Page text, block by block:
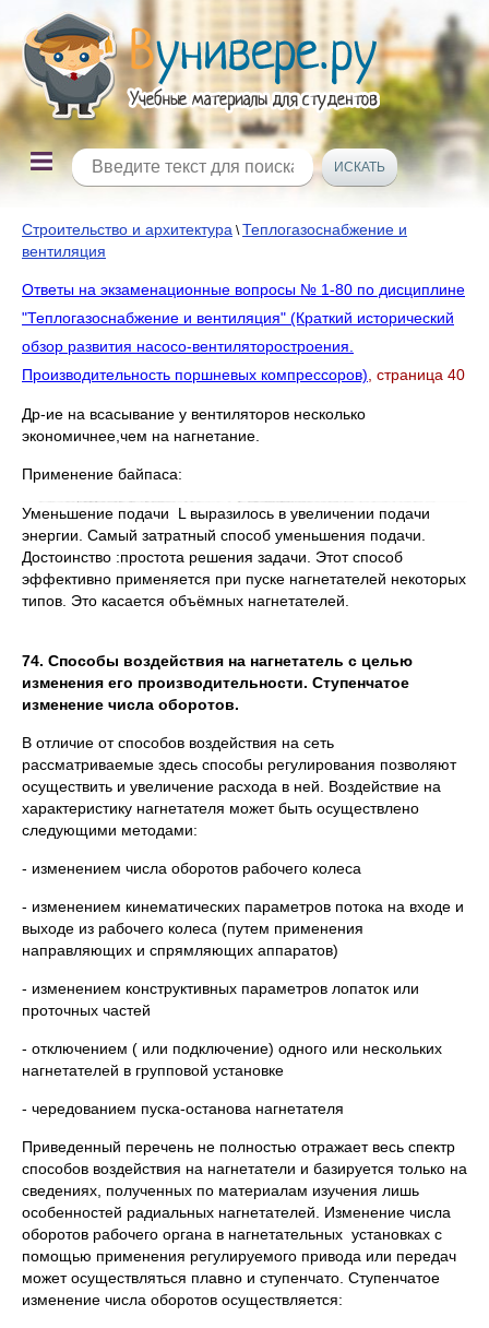
Строительство и архитектура \Теплогазоснабжение и
вентиляция
Ответы на экзаменационные вопросы № 1-80 по дисциплине
"Теплогазоснабжение и вентиляция" (Краткий исторический
обзор развития насосо-вентиляторостроения.
Производительность поршневых компрессоров) , страница 40
Др-ие на всасывание у вентиляторов несколько
экономичнее,чем на нагнетание.
Применение байпаса:
Уменьшение подачи L выразилось в увеличении подачи
энергии. Самый затратный способ уменьшения подачи.
Достоинство :простота решения задачи. Этот способ
эффективно применяется при пуске нагнетателей некоторых
типов. Это касается объёмных нагнетателей.
74. Способы воздействия на нагнетатель с целью
изменения его производительности. Ступенчатое
изменение числа оборотов.
В отличие от способов воздействия на сеть
рассматриваемые здесь способы регулирования позволяют
осуществить и увеличение расхода в ней. Воздействие на
характеристику нагнетателя может быть осуществлено
следующими методами:
- изменением числа оборотов рабочего колеса
- изменением кинематических параметров потока на входе и
выходе из рабочего колеса (путем применения
направляющих и спрямляющих аппаратов)
- изменением конструктивных параметров лопаток или
проточных частей
- отключением ( или подключение) одного или нескольких
нагнетателей в групповой установке
- чередованием пуска-останова нагнетателя
Приведенный перечень не полностью отражает весь спектр
способов воздействия на нагнетатели и базируется только на
сведениях, полученных по материалам изучения лишь
особенностей радиальных нагнетателей. Изменение числа
оборотов рабочего органа в нагнетательных установках с
помощью применения регулируемого привода или передач
может осуществляться плавно и ступенчато. Ступенчатое
изменение числа оборотов осуществляется: